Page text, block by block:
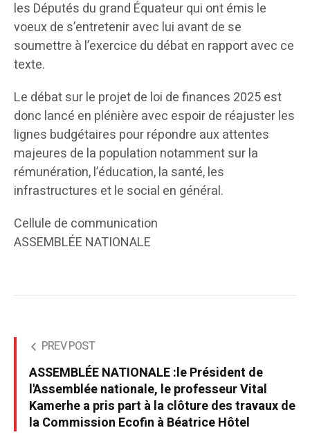
les Députés du grand Équateur qui ont émis le
voeux de s’entretenir avec lui avant de se
soumettre à l’exercice du débat en rapport avec ce
texte.
Le débat sur le projet de loi de finances 2025 est
donc lancé en plénière avec espoir de réajuster les
lignes budgétaires pour répondre aux attentes
majeures de la population notamment sur la
rémunération, l’éducation, la santé, les
infrastructures et le social en général.
Cellule de communication
ASSEMBLÉE NATIONALE
PREV POST
ASSEMBLÉE NATIONALE :le Président de
l'Assemblée nationale, le professeur Vital
Kamerhe a pris part à la clôture des travaux de
la Commission Ecofin à Béatrice Hôtel